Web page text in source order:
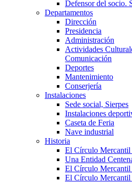
Defensor del socio.
Departamentos
Dirección
Presidencia
Administración
Actividades
Comunicación
Deportes
Mantenimiento
Conserjería
Instalaciones
Sede social, Sierpes
Instalaciones
Caseta de Feria
Nave industrial
Historia
El Círculo Mercantil
Una Entidad
El Círculo
El Círculo Mercantil